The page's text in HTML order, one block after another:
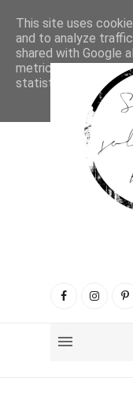
This site uses
and to analyze
shared with Google
metrics to ensure
statistics, and to